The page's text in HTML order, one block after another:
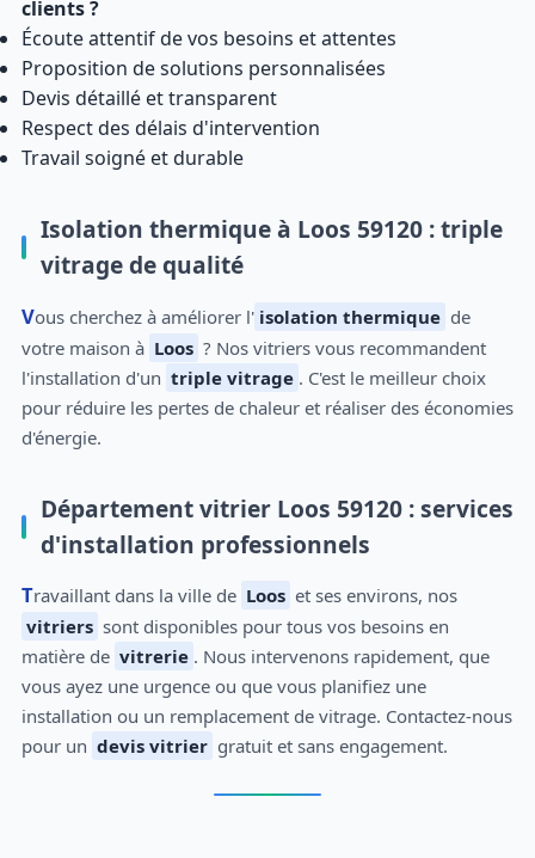
clients ?
Écoute attentif de vos besoins et attentes
Proposition de solutions personnalisées
Devis détaillé et transparent
Respect des délais d'intervention
Travail soigné et durable
Isolation thermique à Loos 59120 : triple
vitrage de qualité
Vous cherchez à améliorer l' isolation thermique de
votre maison à Loos ? Nos vitriers vous recommandent
l'installation d'un triple vitrage . C'est le meilleur choix
pour réduire les pertes de chaleur et réaliser des économies
d'énergie.
Département vitrier Loos 59120 : services
d'installation professionnels
Travaillant dans la ville de Loos et ses environs, nos
vitriers sont disponibles pour tous vos besoins en
matière de vitrerie . Nous intervenons rapidement, que
vous ayez une urgence ou que vous planifiez une
installation ou un remplacement de vitrage. Contactez-nous
pour un devis vitrier gratuit et sans engagement.